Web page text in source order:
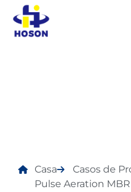
Casa
Casos de
Pulse Aeration